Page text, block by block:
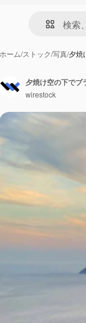
ホーム/ストック/写真/夕焼
wirestock